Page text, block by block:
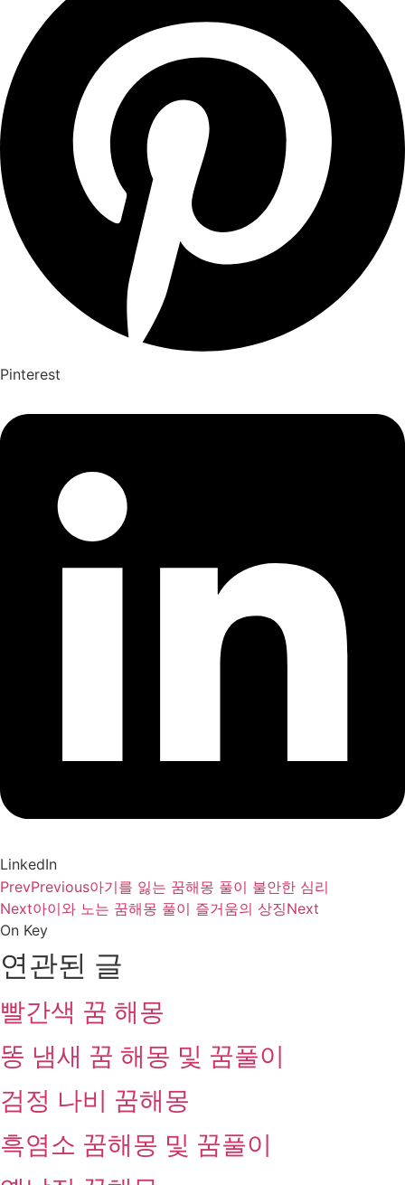
Pinterest
LinkedIn
PrevPrevious아기를 잃는 꿈해몽 풀이 불안한 심리
Next아이와 노는 꿈해몽 풀이 즐거움의 상징Next
On Key
연관된 글
빨간색 꿈 해몽
똥 냄새 꿈 해몽 및 꿈풀이
검정 나비 꿈해몽
흑염소 꿈해몽 및 꿈풀이